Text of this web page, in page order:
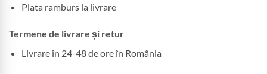
Plata ramburs la livrare
Termene de livrare și retur
Livrare în 24-48 de ore în România